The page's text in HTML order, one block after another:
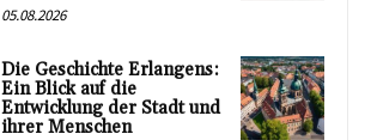
05.08.2026
Die Geschichte Erlangens:
Ein Blick auf die
Entwicklung der Stadt und
ihrer Menschen